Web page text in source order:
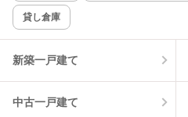
該当件数:
2
貸し倉庫
新築一戸建て
中古一戸建て